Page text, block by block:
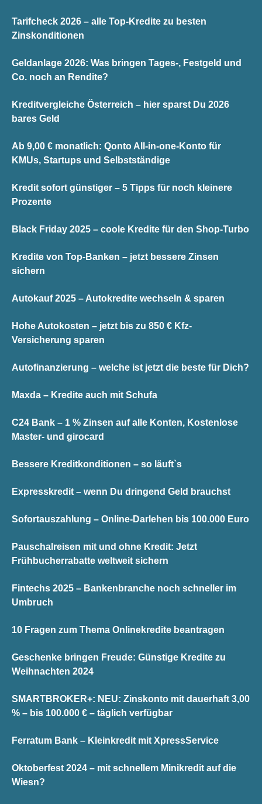
Tarifcheck 2026 – alle Top-Kredite zu besten
Zinskonditionen
Geldanlage 2026: Was bringen Tages-, Festgeld und
Co. noch an Rendite?
Kreditvergleiche Österreich – hier sparst Du 2026
bares Geld
Ab 9,00 € monatlich: Qonto All-in-one-Konto für
KMUs, Startups und Selbstständige
Kredit sofort günstiger – 5 Tipps für noch kleinere
Prozente
Black Friday 2025 – coole Kredite für den Shop-Turbo
Kredite von Top-Banken – jetzt bessere Zinsen
sichern
Autokauf 2025 – Autokredite wechseln & sparen
Hohe Autokosten – jetzt bis zu 850 € Kfz-
Versicherung sparen
Autofinanzierung – welche ist jetzt die beste für Dich?
Maxda – Kredite auch mit Schufa
C24 Bank – 1 % Zinsen auf alle Konten, Kostenlose
Master- und girocard
Bessere Kreditkonditionen – so läuft`s
Expresskredit – wenn Du dringend Geld brauchst
Sofortauszahlung – Online-Darlehen bis 100.000 Euro
Pauschalreisen mit und ohne Kredit: Jetzt
Frühbucherrabatte weltweit sichern
Fintechs 2025 – Bankenbranche noch schneller im
Umbruch
10 Fragen zum Thema Onlinekredite beantragen
Geschenke bringen Freude: Günstige Kredite zu
Weihnachten 2024
SMARTBROKER+: NEU: Zinskonto mit dauerhaft 3,00
% – bis 100.000 € – täglich verfügbar
Ferratum Bank – Kleinkredit mit XpressService
Oktoberfest 2024 – mit schnellem Minikredit auf die
Wiesn?